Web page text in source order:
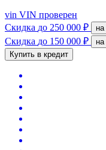
vin VIN проверен
Скидка до 250 000 ₽
Скидка до 150 000 ₽
Купить в кредит